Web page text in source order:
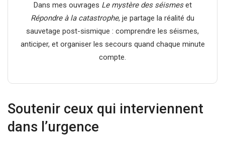
Dans mes ouvrages Le mystère des séismeset
Répondre à la catastrophe, je partage la réalité du
sauvetage post-sismique : comprendre les séismes,
anticiper, et organiser les secours quand chaque minute
compte.
Soutenir ceux qui interviennent
dans l’urgence